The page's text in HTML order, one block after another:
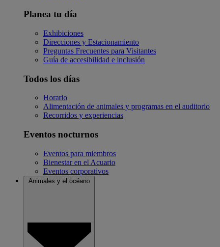
Planea tu día
Exhibiciones
Direcciones y Estacionamiento
Preguntas Frecuentes para Visitantes
Guía de accesibilidad e inclusión
Todos los días
Horario
Alimentación de animales y programas en el auditorio
Recorridos y experiencias
Eventos nocturnos
Eventos para miembros
Bienestar en el Acuario
Eventos corporativos
Animales y el océano